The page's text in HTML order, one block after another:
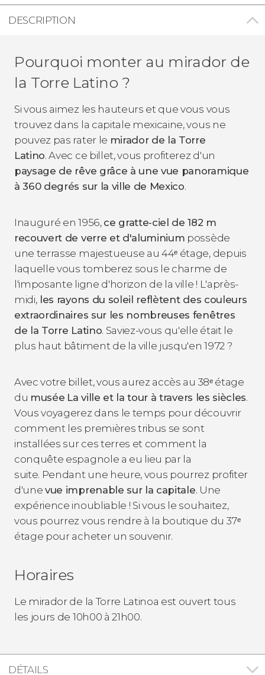
DESCRIPTION
Pourquoi monter au mirador de
la Torre Latino ?
Si vous aimez les hauteurs et que vous vous
trouvez dans la capitale mexicaine, vous ne
pouvez pas rater le mirador de la Torre
Latino. Avec ce billet, vous profiterez d'un
paysage de rêve grâce à une vue panoramique
à 360 degrés sur la ville de Mexico.
Inauguré en 1956, ce gratte-ciel de 182 m
recouvert de verre et d'aluminium possède
une terrasse majestueuse au 44ᵉ étage, depuis
laquelle vous tomberez sous le charme de
l'imposante ligne d'horizon de la ville ! L'après-
midi,les rayons du soleil reflètent des couleurs
extraordinaires sur les nombreuses fenêtres
de la Torre Latino. Saviez-vous qu'elle était le
plus haut bâtiment de la ville jusqu'en 1972 ?
Avec votre billet, vous aurez accès au 38ᵉ étage
du musée La ville et la tour à travers les siècles.
Vous voyagerez dans le temps pour découvrir
comment les premières tribus se sont
installées sur ces terres et comment la
conquête espagnole a eu lieu par la
suite. Pendant une heure, vous pourrez profiter
d'unevue imprenable sur la capitale. Une
expérience inoubliable ! Si vous le souhaitez,
vous pourrez vous rendre à la boutique du 37ᵉ
étage pour acheter un souvenir.
Horaires
Le mirador de la Torre Latinoa est ouvert tous
les jours de 10h00 à 21h00.
DÉTAILS